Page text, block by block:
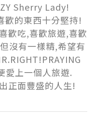
Sherry Lady!
歡的東西十分堅持!
歡吃,喜歡旅遊,喜歡
沒有一樣精,希望有
愛上一個人旅遊.
正面豐盛的人生!